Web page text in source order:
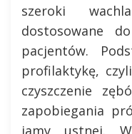
szeroki
dostosowane
pacjentów.
profilaktykę,
czyszczenie
zapobiegania
jamy ustnej.